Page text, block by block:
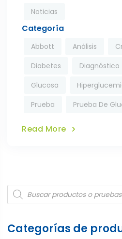
Noticias
Categoría
Abbott Análisis
Diabetes
Diagnóstico
Glucosa
Prueba
Prueba De
Read More
Products
search
Categorías de